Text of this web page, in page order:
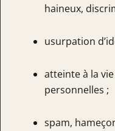
haineux,
usurpation
atteinte à la
personnelles ;
spam,